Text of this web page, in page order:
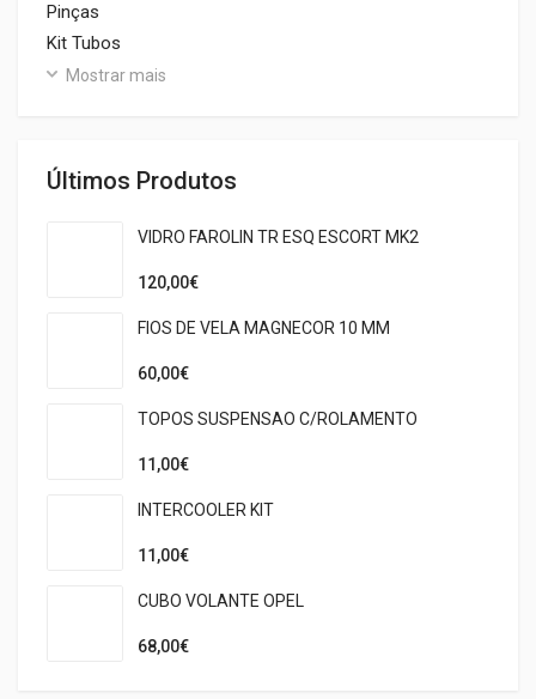
Pinças
Kit Tubos
Mostrar mais
Últimos Produtos
VIDRO FAROLIN TR ESQ ESCORT MK2
120,00€
FIOS DE VELA MAGNECOR 10 MM
60,00€
TOPOS SUSPENSAO C/ROLAMENTO
11,00€
INTERCOOLER KIT
11,00€
CUBO VOLANTE OPEL
68,00€